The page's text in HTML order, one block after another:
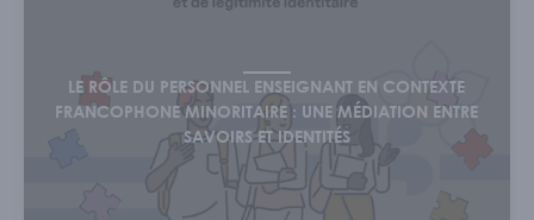
LE RÔLE DU PERSONNEL ENSEIGNANT EN CONTEXTE
FRANCOPHONE MINORITAIRE : UNE MÉDIATION ENTRE
SAVOIRS ET IDENTITÉS